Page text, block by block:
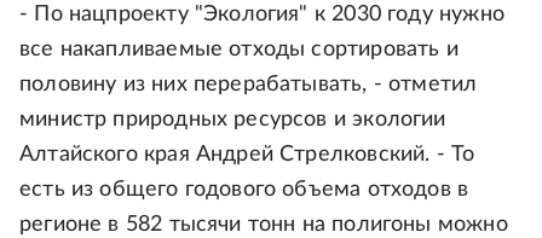
- По нацпроекту "Экология" к 2030 году нужно
все накапливаемые отходы сортировать и
половину из них перерабатывать, - отметил
министр природных ресурсов и экологии
Алтайского края Андрей Стрелковский. - То
есть из общего годового объема отходов в
регионе в 582 тысячи тонн на полигоны можно